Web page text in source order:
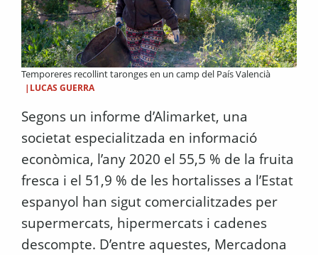
Temporeres recollint taronges en un camp del País Valencià
|LUCAS GUERRA
Segons un informe d’Alimarket, una
societat especialitzada en informació
econòmica, l’any 2020 el 55,5 % de la fruita
fresca i el 51,9 % de les hortalisses a l’Estat
espanyol han sigut comercialitzades per
supermercats, hipermercats i cadenes
descompte. D’entre aquestes, Mercadona